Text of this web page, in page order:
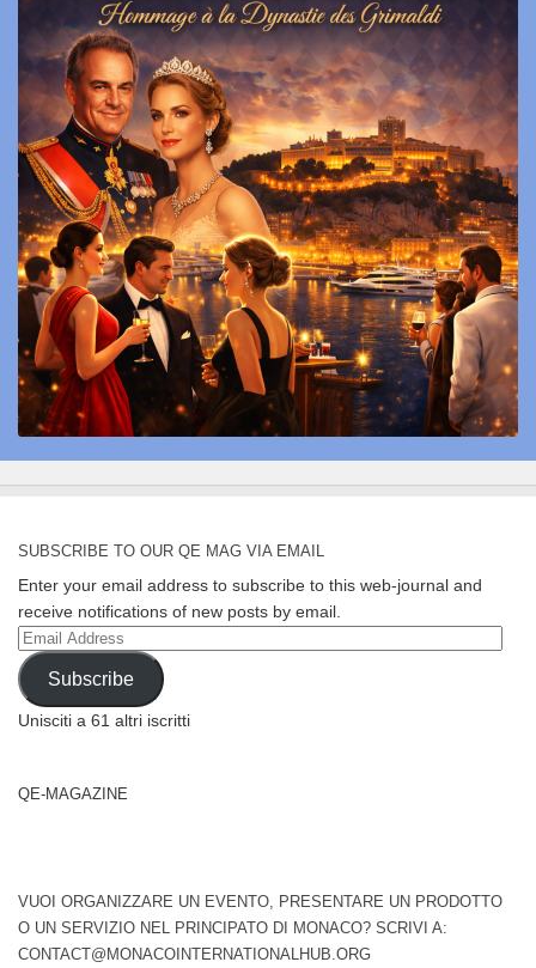
SUBSCRIBE TO OUR QE MAG VIA EMAIL
Enter your email address to subscribe to this web-journal and
receive notifications of new posts by email.
Email
Address
Subscribe
Unisciti a 61 altri iscritti
QE-MAGAZINE
VUOI ORGANIZZARE UN EVENTO, PRESENTARE UN PRODOTTO
O UN SERVIZIO NEL PRINCIPATO DI MONACO? SCRIVI A:
CONTACT@MONACOINTERNATIONALHUB.ORG